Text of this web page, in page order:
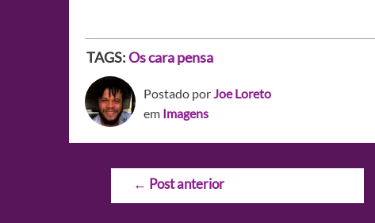
TAGS:Os cara pensa
Postado porJoe Loreto
em Imagens
Navegação
← Post anterior